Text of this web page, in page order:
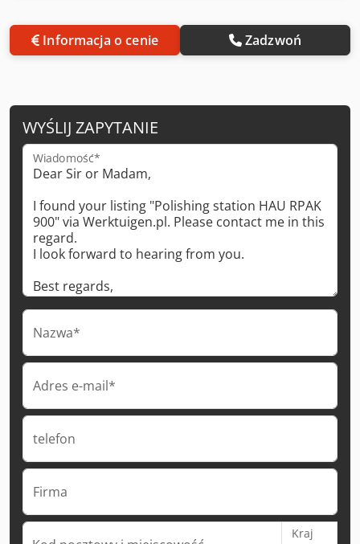
Informacja o cenie Zadzwoń
WYŚLIJ ZAPYTANIE
Wiadomość*
Nazwa*
Adres e-mail*
telefon
Firma
Kraj